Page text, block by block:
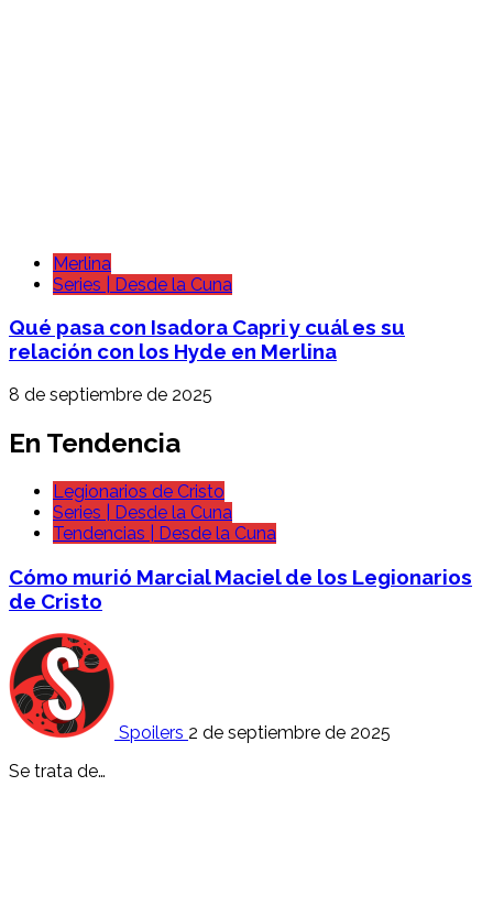
Merlina
Series | Desde la Cuna
Qué pasa con Isadora Capri y cuál es su
relación con los Hyde en Merlina
8 de septiembre de 2025
En Tendencia
Legionarios de Cristo
Series | Desde la Cuna
Tendencias | Desde la Cuna
Cómo murió Marcial Maciel de los Legionarios
de Cristo
Spoilers 2 de septiembre de 2025
Se trata de…